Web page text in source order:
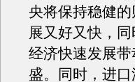
央将保持稳健
展又好又快，
经济快速发展
盛。同时，进